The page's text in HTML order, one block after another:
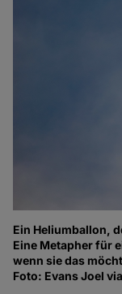
Ein Heliumballon,
Eine Metapher für
wenn sie das
Foto: Evans Joel